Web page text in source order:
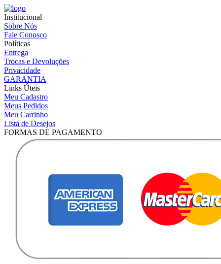
Institucional
Sobre Nós
Fale Conosco
Políticas
Entrega
Trocas e Devoluções
Privacidade
GARANTIA
Links Úteis
Meu Cadastro
Meus Pedidos
Meu Carrinho
Lista de Desejos
FORMAS DE PAGAMENTO